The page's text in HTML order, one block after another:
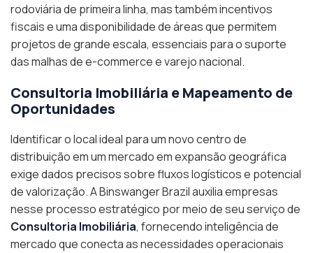
rodoviária de primeira linha, mas também incentivos
fiscais e uma disponibilidade de áreas que permitem
projetos de grande escala, essenciais para o suporte
das malhas de e-commerce e varejo nacional.
Consultoria Imobiliária e Mapeamento de
Oportunidades
Identificar o local ideal para um novo centro de
distribuição em um mercado em expansão geográfica
exige dados precisos sobre fluxos logísticos e potencial
de valorização. A Binswanger Brazil auxilia empresas
nesse processo estratégico por meio de seu serviço de
Consultoria Imobiliária, fornecendo inteligência de
mercado que conecta as necessidades operacionais